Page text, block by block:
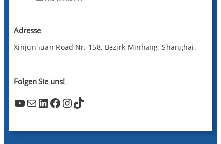
Adresse
Xinjunhuan Road Nr. 158, Bezirk Minhang, Shanghai.
Folgen Sie uns!
YouTube Mail LinkedIn Facebook InstagramTikTok